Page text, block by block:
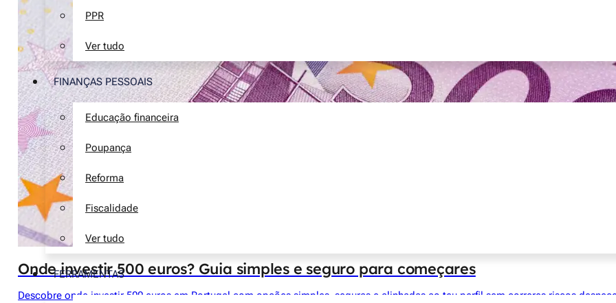
PPR
Ver tudo
FINANÇAS PESSOAIS
Educação financeira
Poupança
Reforma
Fiscalidade
Ver tudo
FERRAMENTAS
Onde investir 500 euros? Guia simples e seguro para começares
Descobre onde investir 500 euros em Portugal com opções simples, seguras e alinhadas ao teu perfil sem correres riscos